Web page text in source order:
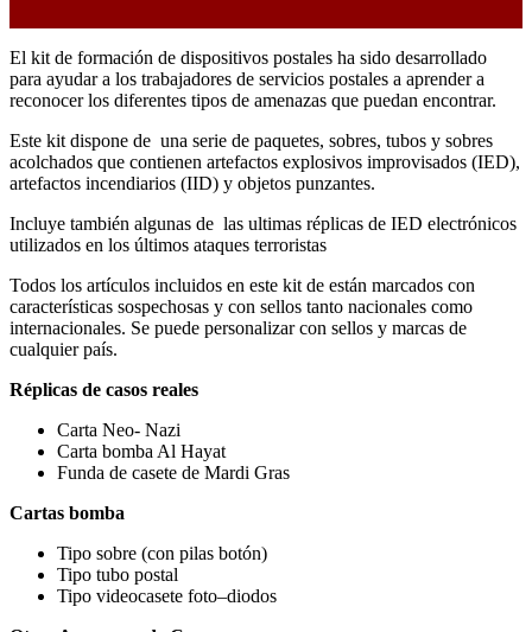
El kit de formación de dispositivos postales ha sido desarrollado
para ayudar a los trabajadores de servicios postales a aprender a
reconocer los diferentes tipos de amenazas que puedan encontrar.
Este kit dispone de una serie de paquetes, sobres, tubos y sobres
acolchados que contienen artefactos explosivos improvisados (IED),
artefactos incendiarios (IID) y objetos punzantes.
Incluye también algunas de las ultimas réplicas de IED electrónicos
utilizados en los últimos ataques terroristas
Todos los artículos incluidos en este kit de están marcados con
características sospechosas y con sellos tanto nacionales como
internacionales. Se puede personalizar con sellos y marcas de
cualquier país.
Réplicas de casos reales
Carta Neo- Nazi
Carta bomba Al Hayat
Funda de casete de Mardi Gras
Cartas bomba
Tipo sobre (con pilas botón)
Tipo tubo postal
Tipo videocasete foto–diodos